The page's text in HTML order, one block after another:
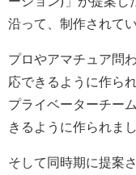
沿って、制作されてい
プロやアマチュア問
応できるように作ら
プライベーターチー
きるように作られまし
そして同時期に提案